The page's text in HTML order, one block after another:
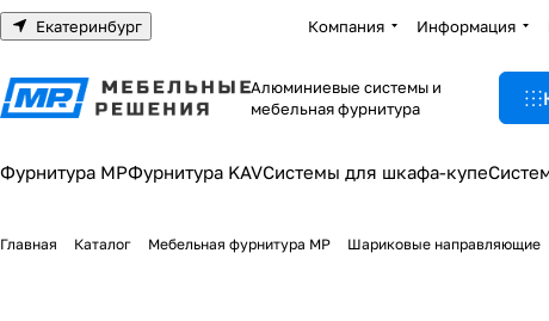
Екатеринбург Компания Информация
Алюминиевые системы и
мебельная фурнитура
Фурнитура МРФурнитура KAVСистемы для шкафа-купе
Главная Каталог Мебельная фурнитура МР Шариковые направляющие